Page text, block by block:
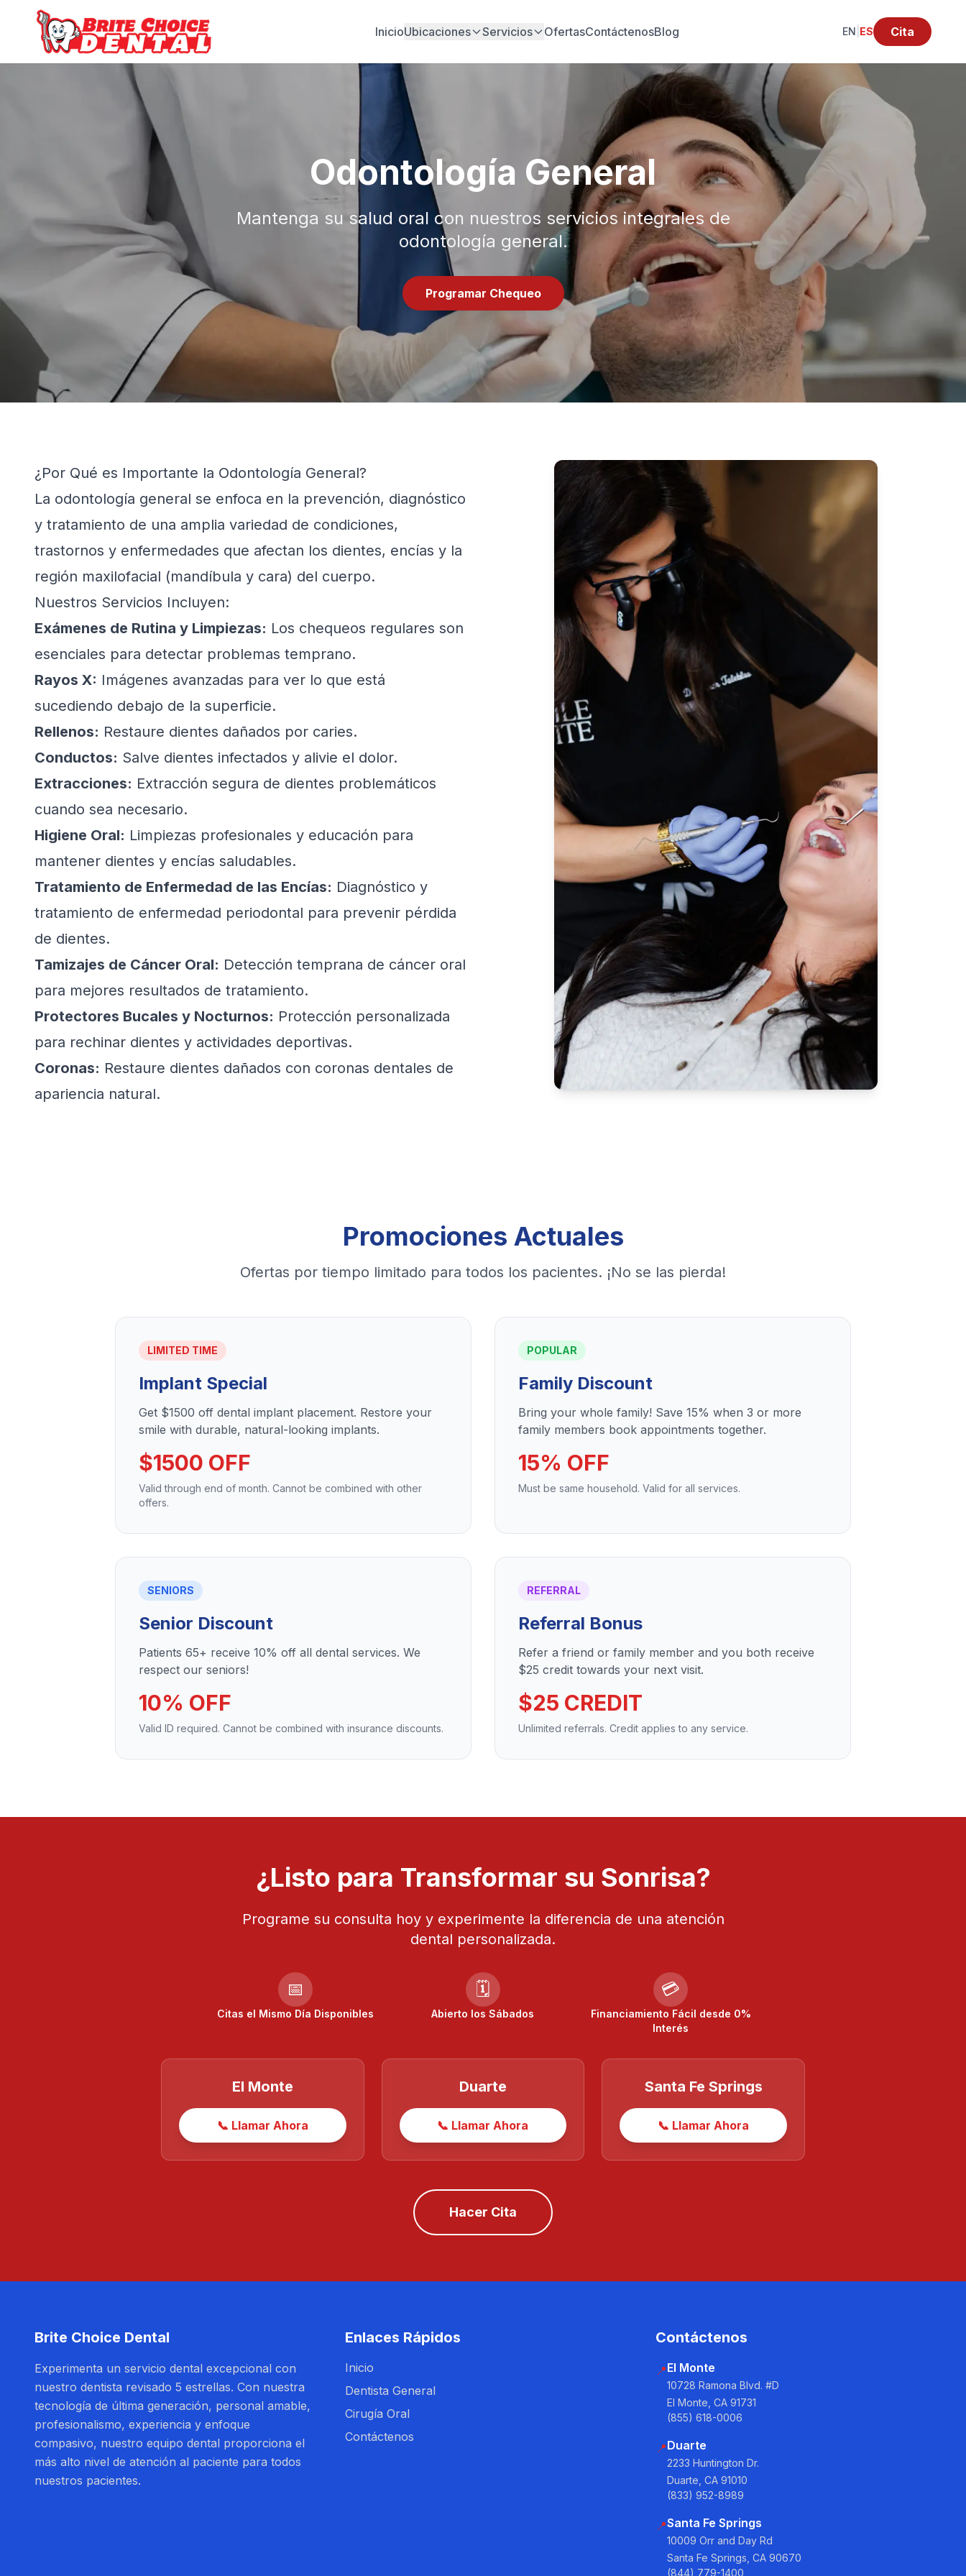
InicioUbicaciones Servicios OfertasContáctenosBlog EN ES Cita
Odontología General
Mantenga su salud oral con nuestros servicios integrales de
odontología general.
Programar Chequeo
¿Por Qué es Importante la Odontología General?
La odontología general se enfoca en la prevención, diagnóstico
y tratamiento de una amplia variedad de condiciones,
trastornos y enfermedades que afectan los dientes, encías y la
región maxilofacial (mandíbula y cara) del cuerpo.
Nuestros Servicios Incluyen:
Exámenes de Rutina y Limpiezas: Los chequeos regulares son
esenciales para detectar problemas temprano.
Rayos X: Imágenes avanzadas para ver lo que está
sucediendo debajo de la superficie.
Rellenos: Restaure dientes dañados por caries.
Conductos: Salve dientes infectados y alivie el dolor.
Extracciones: Extracción segura de dientes problemáticos
cuando sea necesario.
Higiene Oral: Limpiezas profesionales y educación para
mantener dientes y encías saludables.
Tratamiento de Enfermedad de las Encías: Diagnóstico y
tratamiento de enfermedad periodontal para prevenir pérdida
de dientes.
Tamizajes de Cáncer Oral: Detección temprana de cáncer oral
para mejores resultados de tratamiento.
Protectores Bucales y Nocturnos: Protección personalizada
para rechinar dientes y actividades deportivas.
Coronas: Restaure dientes dañados con coronas dentales de
apariencia natural.
Promociones Actuales
Ofertas por tiempo limitado para todos los pacientes. ¡No se las pierda!
LIMITED TIME
Implant Special
Get $1500 off dental implant placement. Restore your
smile with durable, natural-looking implants.
$1500 OFF
Valid through end of month. Cannot be combined with other
offers.
POPULAR
Family Discount
Bring your whole family! Save 15% when 3 or more
family members book appointments together.
15% OFF
Must be same household. Valid for all services.
SENIORS
Senior Discount
Patients 65+ receive 10% off all dental services. We
respect our seniors!
10% OFF
Valid ID required. Cannot be combined with insurance discounts.
REFERRAL
Referral Bonus
Refer a friend or family member and you both receive
$25 credit towards your next visit.
$25 CREDIT
Unlimited referrals. Credit applies to any service.
¿Listo para Transformar su Sonrisa?
Programe su consulta hoy y experimente la diferencia de una atención
dental personalizada.
📅
Citas el Mismo Día Disponibles
🗓️
Abierto los Sábados
💳
Financiamiento Fácil desde 0%
Interés
El Monte
📞 Llamar Ahora
Duarte
📞 Llamar Ahora
Santa Fe Springs
📞 Llamar Ahora
Hacer Cita
Brite Choice Dental
Experimenta un servicio dental excepcional con
nuestro dentista revisado 5 estrellas. Con nuestra
tecnología de última generación, personal amable,
profesionalismo, experiencia y enfoque
compasivo, nuestro equipo dental proporciona el
más alto nivel de atención al paciente para todos
nuestros pacientes.
Enlaces Rápidos
Inicio
Dentista General
Cirugía Oral
Contáctenos
Contáctenos
📍El Monte
10728 Ramona Blvd. #D
El Monte, CA 91731
(855) 618-0006
📍Duarte
2233 Huntington Dr.
Duarte, CA 91010
(833) 952-8989
📍Santa Fe Springs
10009 Orr and Day Rd
Santa Fe Springs, CA 90670
(844) 779-1400